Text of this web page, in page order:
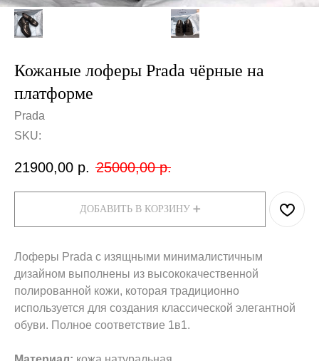
Кожаные лоферы Prada чёрные на
платформе
Prada
SKU:
21900,00 р. 25000,00 р.
ДОБАВИТЬ В КОРЗИНУ ➕
Лоферы Prada с изящными минималистичным
дизайном выполнены из высококачественной
полированной кожи, которая традиционно
используется для создания классической элегантной
обуви. Полное соответствие 1в1.